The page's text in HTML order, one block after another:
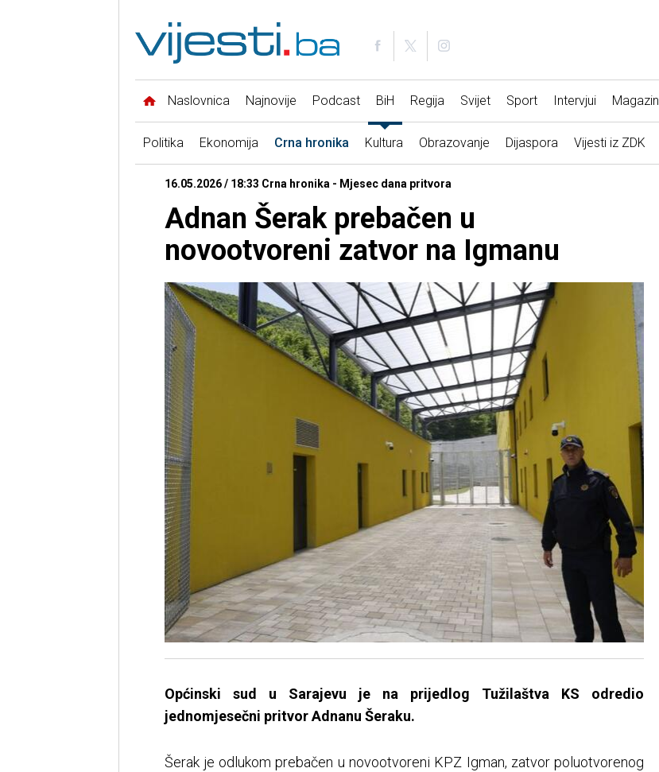
Naslovnica Najnovije Podcast BiH Regija Svijet Sport Intervjui Magazin
Politika Ekonomija Crna hronika Kultura Obrazovanje Dijaspora Vijesti iz ZDK
16.05.2026 / 18:33 Crna hronika - Mjesec dana pritvora
Adnan Šerak prebačen u
novootvoreni zatvor na Igmanu
Općinski sud u Sarajevu je na prijedlog Tužilaštva KS odredio
jednomjesečni pritvor Adnanu Šeraku.
Šerak je odlukom prebačen u novootvoreni KPZ Igman, zatvor poluotvorenog